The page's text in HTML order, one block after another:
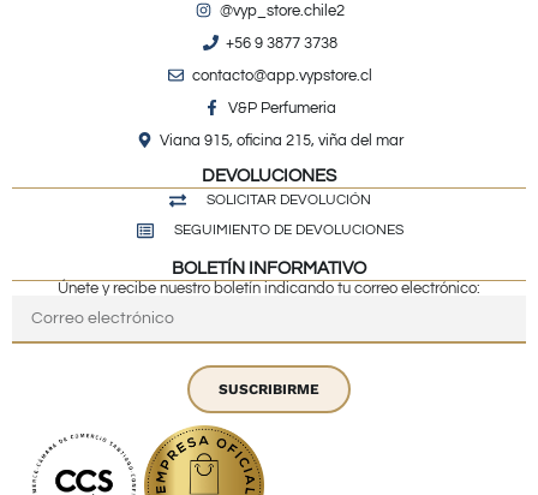
@vyp_store.chile2
+56 9 3877 3738
contacto@app.vypstore.cl
V&P Perfumeria
Viana 915, oficina 215, viña del mar
DEVOLUCIONES
SOLICITAR DEVOLUCIÓN
SEGUIMIENTO DE DEVOLUCIONES
BOLETÍN INFORMATIVO
Únete y recibe nuestro boletín indicando tu correo electrónico:
SUSCRIBIRME